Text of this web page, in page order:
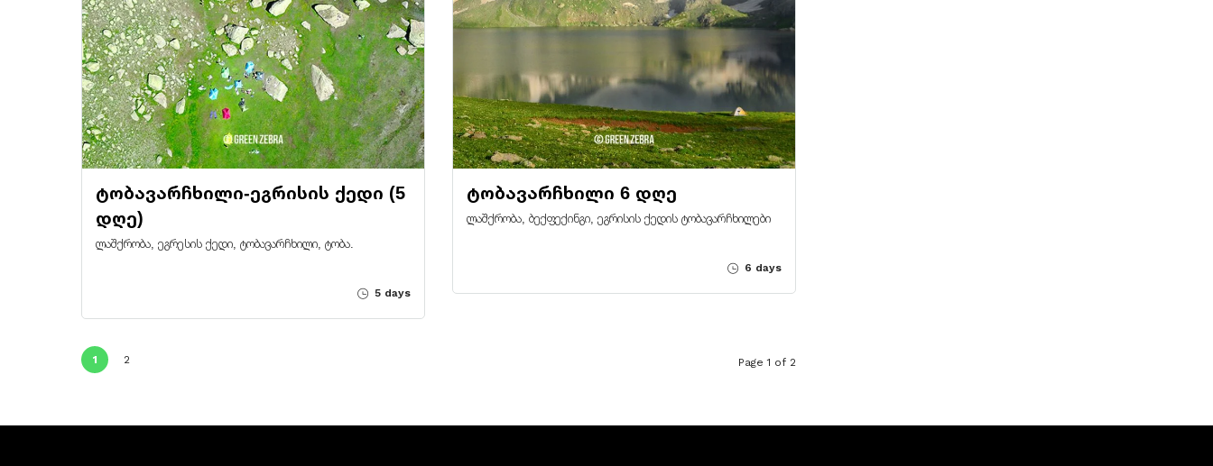
ტობავარჩხილი-ეგრისის ქედი (5
დღე)
ლაშქრობა, ეგრესის ქედი, ტობავარჩხილი, ტობა.
5 days
ტობავარჩხილი 6 დღე
ლაშქრობა, ბექფექინგი, ეგრისის ქედის ტობავარჩხილები
6 days
1 2 Page 1 of 2